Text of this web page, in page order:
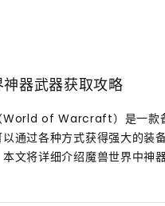
器武器获取攻略
World of Warcraft）是一款
以通过各种方式获得强大的装
文将详细介绍魔兽世界中神